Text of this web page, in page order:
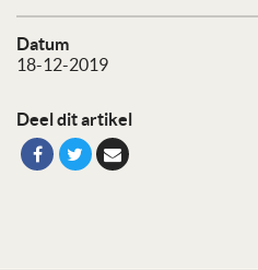
Datum
18-12-2019
Deel dit artikel